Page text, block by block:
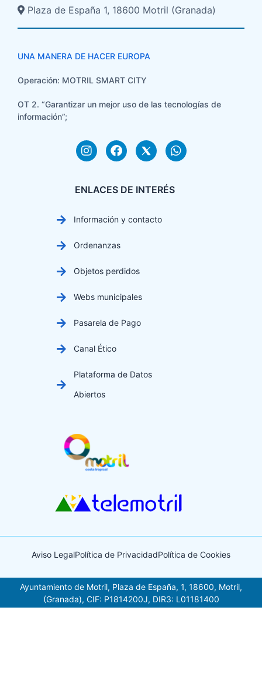
Plaza de España 1, 18600 Motril (Granada)​
UNA MANERA DE HACER EUROPA
Operación: MOTRIL SMART CITY
OT 2. “Garantizar un mejor uso de las tecnologías de
información”;
ENLACES DE INTERÉS
Información y contacto
Ordenanzas
Objetos perdidos
Webs municipales
Pasarela de Pago
Canal Ético
Plataforma de Datos
Abiertos
Aviso LegalPolítica de PrivacidadPolítica de Cookies
Ayuntamiento de Motril, Plaza de España, 1, 18600, Motril,
(Granada), CIF: P1814200J, DIR3: L01181400